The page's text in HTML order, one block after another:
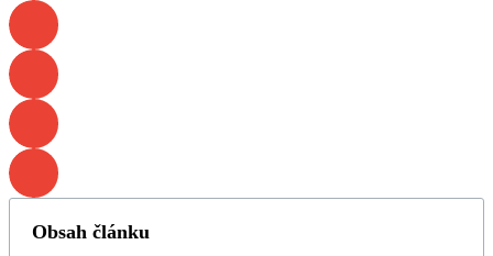
Obsah článku